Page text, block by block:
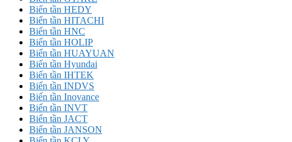
Biến tần HEDY
Biến tần HITACHI
Biến tần HNC
Biến tần HOLIP
Biến tần HUAYUAN
Biến tần Hyundai
Biến tần IHTEK
Biến tần INDVS
Biến tần Inovance
Biến tần INVT
Biến tần JACT
Biến tần JANSON